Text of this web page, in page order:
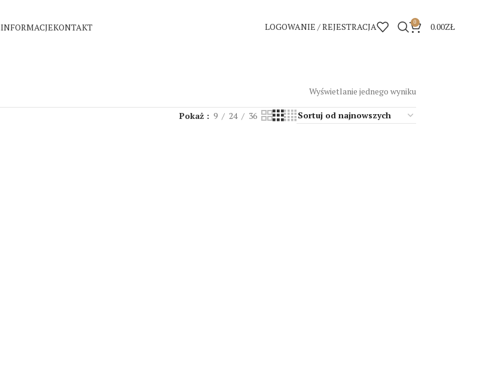
INFORMACJEKONTAKT LOGOWANIE / REJESTRACJA 0 0.00ZŁ
Wyświetlanie jednego wyniku
Pokaż 9 24 36